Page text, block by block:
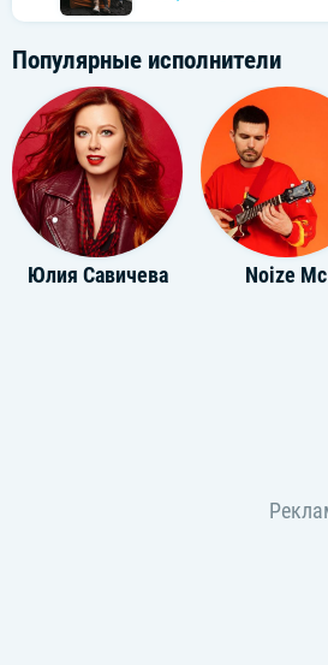
Популярные исполнители
Юлия Савичева Noize Mc